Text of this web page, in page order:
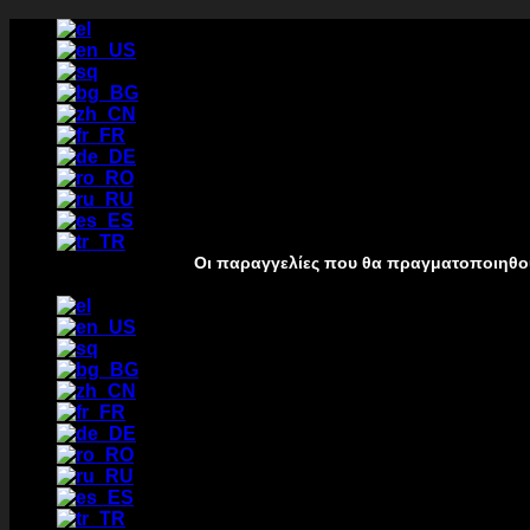
Passer
contenu
Οι παραγγελίες που θα πραγματοποιηθούν